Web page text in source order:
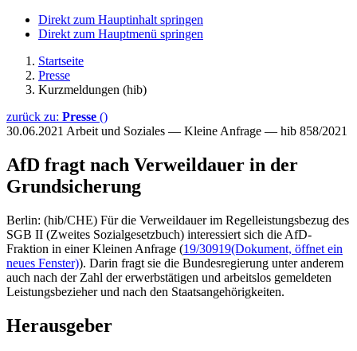
Direkt zum Hauptinhalt springen
Direkt zum Hauptmenü springen
Startseite
Presse
Kurzmeldungen (hib)
zurück zu: Presse ()
30.06.2021 Arbeit und Soziales — Kleine Anfrage — hib 858/2021
AfD fragt nach Verweildauer in der
Grundsicherung
Berlin: (hib/CHE) Für die Verweildauer im Regelleistungsbezug des
SGB II (Zweites Sozialgesetzbuch) interessiert sich die AfD-
Fraktion in einer Kleinen Anfrage (19/30919(Dokument, öffnet ein
neues Fenster)). Darin fragt sie die Bundesregierung unter anderem
auch nach der Zahl der erwerbstätigen und arbeitslos gemeldeten
Leistungsbezieher und nach den Staatsangehörigkeiten.
Herausgeber